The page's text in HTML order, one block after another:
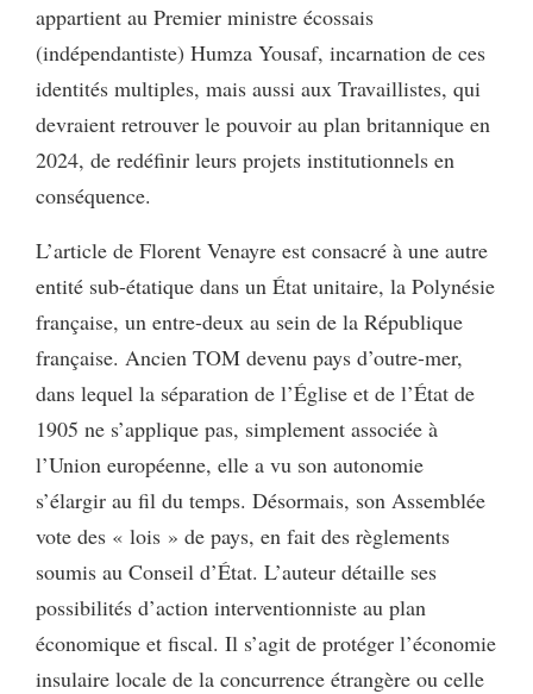
appartient au Premier ministre écossais
(indépendantiste) Humza Yousaf, incarnation de ces
identités multiples, mais aussi aux Travaillistes, qui
devraient retrouver le pouvoir au plan britannique en
2024, de redéfinir leurs projets institutionnels en
conséquence.
L’article de Florent Venayre est consacré à une autre
entité sub-étatique dans un État unitaire, la Polynésie
française, un entre-deux au sein de la République
française. Ancien TOM devenu pays d’outre-mer,
dans lequel la séparation de l’Église et de l’État de
1905 ne s’applique pas, simplement associée à
l’Union européenne, elle a vu son autonomie
s’élargir au fil du temps. Désormais, son Assemblée
vote des « lois » de pays, en fait des règlements
soumis au Conseil d’État. L’auteur détaille ses
possibilités d’action interventionniste au plan
économique et fiscal. Il s’agit de protéger l’économie
insulaire locale de la concurrence étrangère ou celle